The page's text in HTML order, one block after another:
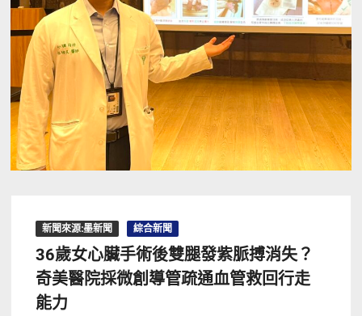
新聞來源:墨新聞 綜合新聞
36歲女心臟手術後雙腿發紫脈搏消失？
奇美醫院採微創導管疏通血管救回行走
能力